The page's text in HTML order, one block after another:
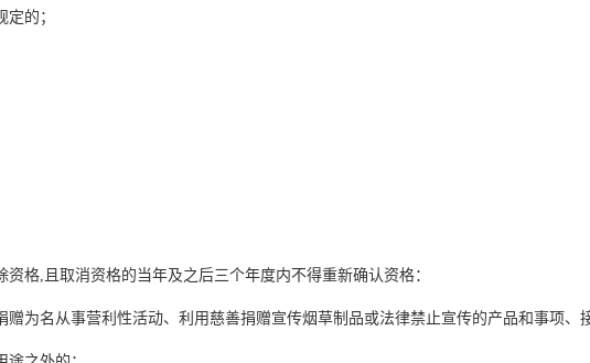
的；
,且取消资格的当年及之后三个年度内不得重新确认资格：
名从事营利性活动、利用慈善捐赠宣传烟草制品或法律禁止宣传的产品和事项、